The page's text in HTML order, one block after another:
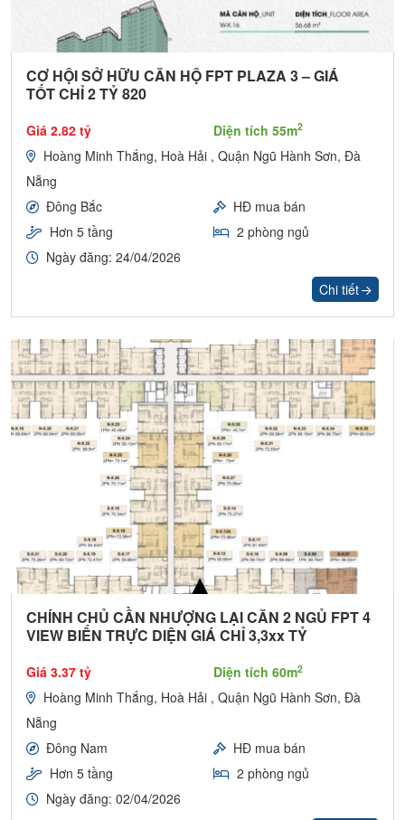
CƠ HỘI SỞ HỮU CĂN HỘ FPT PLAZA 3 – GIÁ
TỐT CHỈ 2 TỶ 820
Giá 2.82 tỷ Diện tích 55m2
Hoàng Minh Thắng, Hoà Hải , Quận Ngũ Hành Sơn, Đà
Nẵng
Đông Bắc
HĐ mua bán
Hơn 5 tầng
2 phòng ngủ
Ngày đăng: 24/04/2026
Chi tiết
CHÍNH CHỦ CẦN NHƯỢNG LẠI CĂN 2 NGỦ FPT 4
VIEW BIỂN TRỰC DIỆN GIÁ CHỈ 3,3xx TỶ
Giá 3.37 tỷ Diện tích 60m2
Hoàng Minh Thắng, Hoà Hải , Quận Ngũ Hành Sơn, Đà
Nẵng
Đông Nam
HĐ mua bán
Hơn 5 tầng
2 phòng ngủ
Ngày đăng: 02/04/2026